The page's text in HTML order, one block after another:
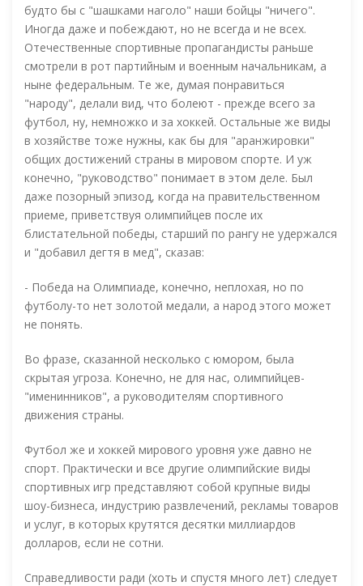
будто бы с "шашками наголо" наши бойцы "ничего".
Иногда даже и побеждают, но не всегда и не всех.
Отечественные спортивные пропагандисты раньше
смотрели в рот партийным и военным начальникам, а
ныне федеральным. Те же, думая понравиться
"народу", делали вид, что болеют - прежде всего за
футбол, ну, немножко и за хоккей. Остальные же виды
в хозяйстве тоже нужны, как бы для "аранжировки"
общих достижений страны в мировом спорте. И уж
конечно, "руководство" понимает в этом деле. Был
даже позорный эпизод, когда на правительственном
приеме, приветствуя олимпийцев после их
блистательной победы, старший по рангу не удержался
и "добавил дегтя в мед", сказав:
- Победа на Олимпиаде, конечно, неплохая, но по
футболу-то нет золотой медали, а народ этого может
не понять.
Во фразе, сказанной несколько с юмором, была
скрытая угроза. Конечно, не для нас, олимпийцев-
"именинников", а руководителям спортивного
движения страны.
Футбол же и хоккей мирового уровня уже давно не
спорт. Практически и все другие олимпийские виды
спортивных игр представляют собой крупные виды
шоу-бизнеса, индустрию развлечений, рекламы товаров
и услуг, в которых крутятся десятки миллиардов
долларов, если не сотни.
Справедливости ради (хоть и спустя много лет) следует